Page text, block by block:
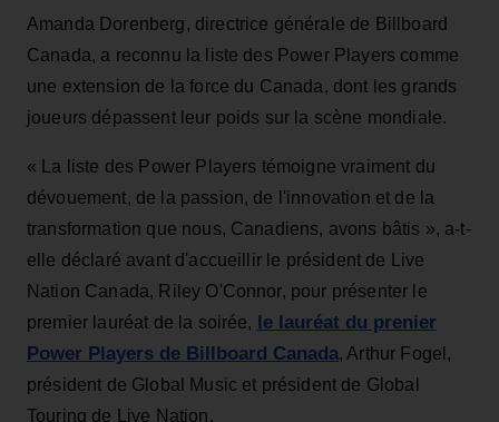
Amanda Dorenberg, directrice générale de Billboard
Canada, a reconnu la liste des Power Players comme
une extension de la force du Canada, dont les grands
joueurs dépassent leur poids sur la scène mondiale.
« La liste des Power Players témoigne vraiment du
dévouement, de la passion, de l'innovation et de la
transformation que nous, Canadiens, avons bâtis », a-t-
elle déclaré avant d'accueillir le président de Live
Nation Canada, Riley O'Connor, pour présenter le
premier lauréat de la soirée, le lauréat du prenier
Power Players de Billboard Canada, Arthur Fogel,
président de Global Music et président de Global
Touring de Live Nation.